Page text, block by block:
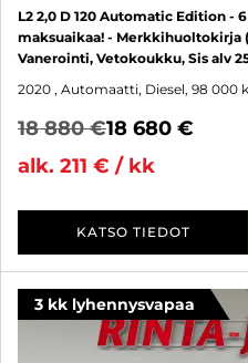
L2 2,0 D 120 Automatic Edition
maksuaikaa! -
Vanerointi, Vetokoukku, Sis alv
2020 , Automaatti, Diesel, 98 000
18 880 €18 680 €
alk. 211 € / kk
KATSO TIEDOT
3 kk lyhennysvapaa